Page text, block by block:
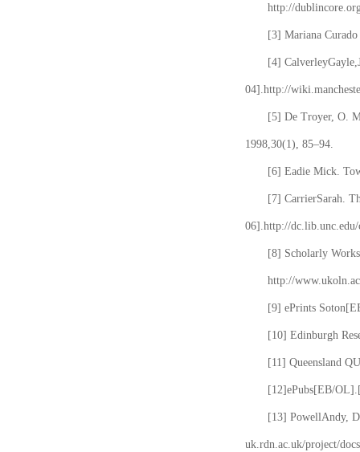
http://
[3] Mariana
[4]
04].http://
[5] De Troyer, O.
1998,30(1), 85–94.
[6] Eadie Mick.
[7] CarrierSarah.
06].http://
[8] Scholarly
http://
[9] ePrints
[10] Edinburgh
[11] Queensland
[12]ePubs[EB/
[13] PowellAndy,
uk.rdn.ac.uk/project/